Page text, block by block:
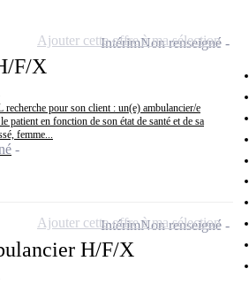
F/X
pour son client : un(e) ambulancier/e
en fonction de son état de santé et de sa
femme...
IntérimNon renseigné
Ajouter cette offre à ma sélection
H/F/X
IntérimNon renseigné
Ajouter cette offre à ma sélection